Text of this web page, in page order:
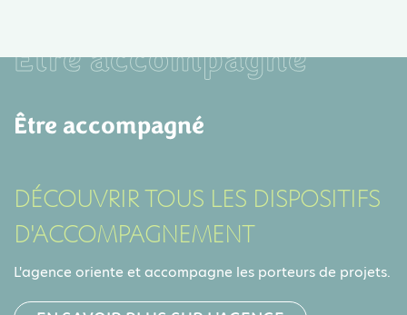
Être accompagné
Être accompagné
DÉCOUVRIR TOUS LES DISPOSITIFS
D'ACCOMPAGNEMENT
L'agence oriente et accompagne les porteurs de projets.